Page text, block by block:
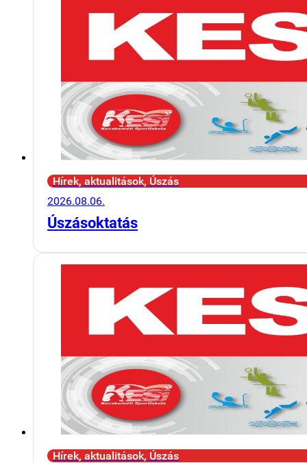
Hírek, aktualitások, Úszás
2026.08.06.
Úszásoktatás
Hírek, aktualitások, Úszás